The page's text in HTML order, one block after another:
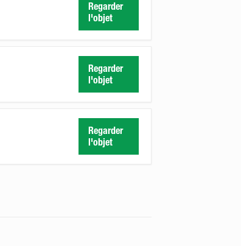
Regarder
l'objet
Regarder
l'objet
Regarder
l'objet